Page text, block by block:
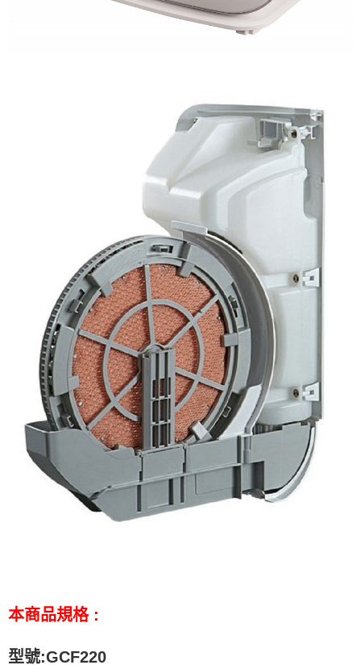
本商品規格 :
型號:GCF220